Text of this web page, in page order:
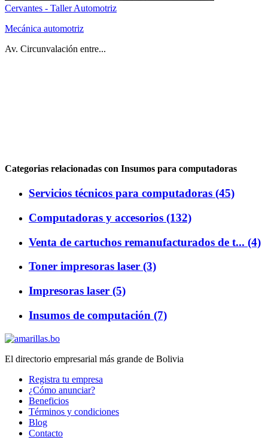
Cervantes - Taller Automotriz
Mecánica automotriz
Av. Circunvalación entre...
Categorias relacionadas con Insumos para computadoras
Servicios técnicos para computadoras (45)
Computadoras y accesorios (132)
Venta de cartuchos remanufacturados de t... (4)
Toner impresoras laser (3)
Impresoras laser (5)
Insumos de computación (7)
El directorio empresarial más grande de Bolivia
Registra tu empresa
¿Cómo anunciar?
Beneficios
Términos y condiciones
Blog
Contacto